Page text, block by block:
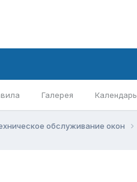
Галерея Календарь
обслуживание окон